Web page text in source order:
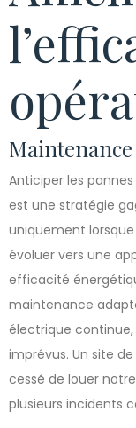
Anticiper les
est une stratégie
uniquement
évoluer vers une
efficacité
maintenance
électrique
imprévus. Un site
cessé de louer
plusieurs incidents